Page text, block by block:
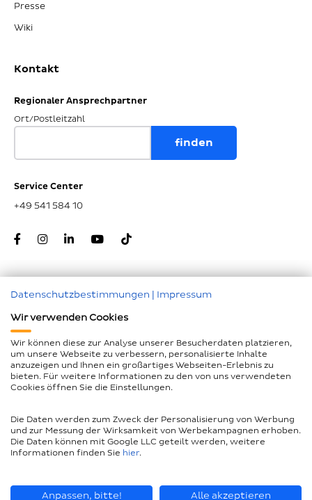
Presse
Wiki
Kontakt
Regionaler Ansprechpartner
Ort/Postleitzahl
Service Center
+49 541 584 10
Nachunternehmer
Impressum
Geschlechtergerechte Sprache
Barrierefreiheitserklärung
Compliance
Seitenübersicht
Datenschutzbestimmungen | Impressum
Wir verwenden Cookies
Wir können diese zur Analyse unserer Besucherdaten platzieren,
um unsere Webseite zu verbessern, personalisierte Inhalte
anzuzeigen und Ihnen ein großartiges Webseiten-Erlebnis zu
bieten. Für weitere Informationen zu den von uns verwendeten
Cookies öffnen Sie die Einstellungen.
Die Daten werden zum Zweck der Personalisierung von Werbung
und zur Messung der Wirksamkeit von Werbekampagnen erhoben.
Die Daten können mit Google LLC geteilt werden, weitere
Informationen finden Sie hier.
Anpassen, bitte! Alle akzeptieren